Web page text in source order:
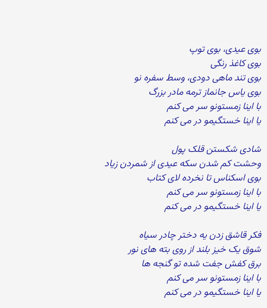
بوی عیدی، بوی توپ
بوی کاغذ رنگی
بوی تند ماهی دودی، وسط سفره نو
بوی یاس جانماز ترمه مادر بزرگ
با اینا زمستونو سر می کنم
یا اینا خستگیمو در می کنم
شادی شکستن قلک پول
وحشت کم شدن سکه عیدی از شمردن زیاد
بوی اسکناس تا نخرده لای کتاب
با اینا زمستونو سر می کنم
یا اینا خستگیمو در می کنم
فکر قاشق زدن یه دختر چادر سیاه
شوق یک خیز بلند از روی بته های نور
برق کفش جفت شده تو گنجه ها
با اینا زمستونو سر می کنم
یا اینا خستگیمو در می کنم